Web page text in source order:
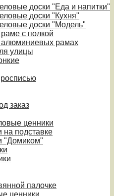
доски "Еда и напитки"
доски "Кухня"
доски "Модель"
с полкой
алюминиевых рамах
улицы
заказ
ценники
подставке
"Домиком"
палочке
ценники